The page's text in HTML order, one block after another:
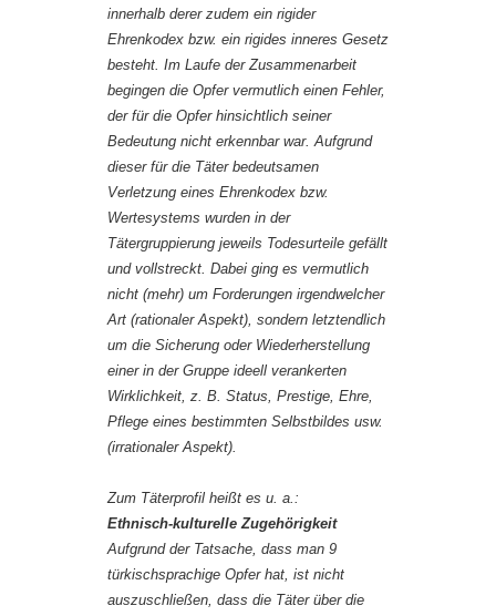
innerhalb derer zudem ein rigider
Ehrenkodex bzw. ein rigides inneres Gesetz
besteht. Im Laufe der Zusammenarbeit
begingen die Opfer vermutlich einen Fehler,
der für die Opfer hinsichtlich seiner
Bedeutung nicht erkennbar war. Aufgrund
dieser für die Täter bedeutsamen
Verletzung eines Ehrenkodex bzw.
Wertesystems wurden in der
Tätergruppierung jeweils Todesurteile gefällt
und vollstreckt. Dabei ging es vermutlich
nicht (mehr) um Forderungen irgendwelcher
Art (rationaler Aspekt), sondern letztendlich
um die Sicherung oder Wiederherstellung
einer in der Gruppe ideell verankerten
Wirklichkeit, z. B. Status, Prestige, Ehre,
Pflege eines bestimmten Selbstbildes usw.
(irrationaler Aspekt).
Zum Täterprofil heißt es u. a.:
Ethnisch-kulturelle Zugehörigkeit
Aufgrund der Tatsache, dass man 9
türkischsprachige Opfer hat, ist nicht
auszuschließen, dass die Täter über die